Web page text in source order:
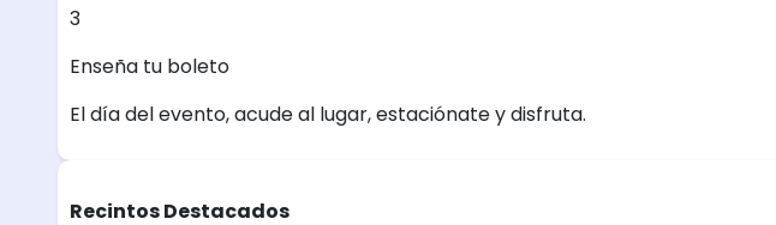
3
Enseña tu boleto
El día del evento, acude al lugar, estaciónate y disfruta.
Recintos Destacados